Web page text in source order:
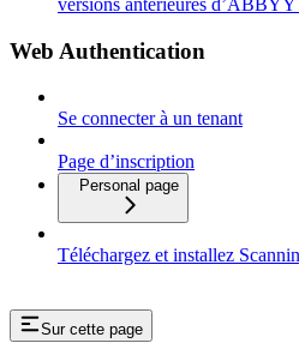
Web Authentication
Se connecter à un tenant
Page d’inscription
Personal page
Téléchargez et installez
Sur cette page